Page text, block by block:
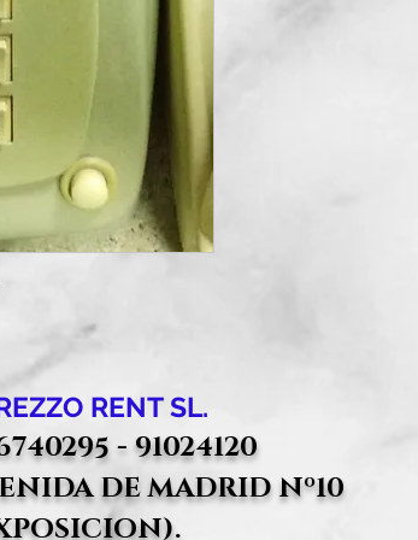
RENT SL.
- 91024120
DE MADRID Nº10